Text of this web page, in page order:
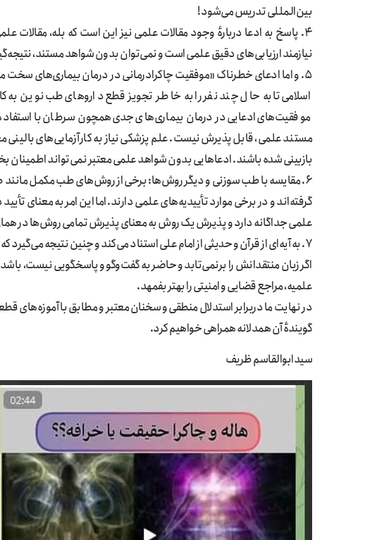
بین‌المللی تدریس می‌شود!
۴. پاسخ به ادعا دربارهٔ وجود مقالات علمی نیز این است که بله، مقالات
نیازمند ارزیابی‌های دقیق علمی است و نمی‌توان بدون شواهد مستند،
۵. و اما ادعای خطرناک «موفقیت‌ چاکرادرمانی در درمان بیماری‌های
اسلامی تا به حال چند نفر را به خاطر تجویز قطع داروهای طب نوین به
موفقیت‌های ادعایی در درمان بیماری‌های جدی همچون سرطان با استفاده
مستند علمی، قابل‌پذیرش نیست. علم پزشکی نیاز به کارآزمایی‌های
بازبینی شده باشند. ادعاهایی بدون شواهد علمی معتبر نمی‌تواند
۶. مقایسه با طب سوزنی و دیگر روش‌ها: برخی از روش‌های طب مکمل مانند
گرفته‌اند و در برخی موارد تأییدیه‌های علمی دارند. اما این امر به معنای
علمی جداگانه دارد و پذیرش یک روش به معنای پذیرش تمامی روش‌ها در
۷. به آیه‌ای از قرآن و حدیثی از امام علی استناد می‌کند و چنین نتیجه می‌گیرد که منتقدانش چون آگاهی و درک ندارند، نقدش می‌کنند!
اگر زبان منتقدانش را برنمی‌تابد و حاضر به گفت‌وگو و پاسخگویی نیست،
علمیه، مراجع قضایی و امنیتی را بهتر بفمهد.
در نهایت ما دربرابر استدلال منطقی و سخنان معتبر و مطابق با آموزه‌های
گویندهٔ آن همدلانه همراهی خواهیم کرد.
سیدابوالقاسم ظریف